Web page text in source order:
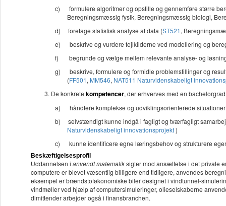
c)
formulere algoritmer og opstille og gennemføre større
Beregningsmæssig fysik, Beregningsmæssig biologi,
d)
foretage statistisk analyse af data (ST521,
e)
beskrive og vurdere fejlkilderne ved modellering og
f)
begrunde og vælge mellem relevante analyse- og
g)
beskrive, formulere og formidle problemstillinger og
(FF501, MM546, NAT511 Naturvidenskabeligt
De konkrete kompetencer, der erhverves med en
a)
håndtere komplekse og udviklingsorienterede
b)
selvstændigt kunne indgå i fagligt og tværfagligt
Naturvidenskabeligt innovationsprojekt)
c)
kunne identificere egne læringsbehov og strukturere
Beskæftigelsesprofil
Uddannelsen i anvendt matematiksigter mod ansættelse i det private
computere er blevet væsentlig billigere end tidligere, anvendes
eksempel er brændstoføkonomiske biler designet i vindtunnel-
vindmøller ved hjælp af computersimuleringer, olieselskaberne
dimittender arbejder også i finansbranchen.